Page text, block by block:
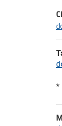
*